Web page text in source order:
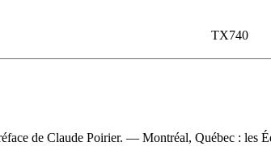
TX740
de Claude Poirier. — Montréal, Québec : les